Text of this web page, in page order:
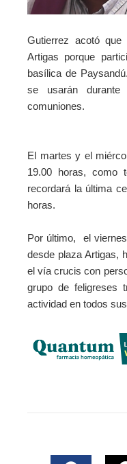
Gutierrez acotó
Artigas porque
basílica de
se usarán
comuniones.
El martes y el
19.00 horas, como
recordará la última
horas.
Por último, el
desde plaza Artigas,
el vía crucis con
grupo de feligreses
actividad en todos